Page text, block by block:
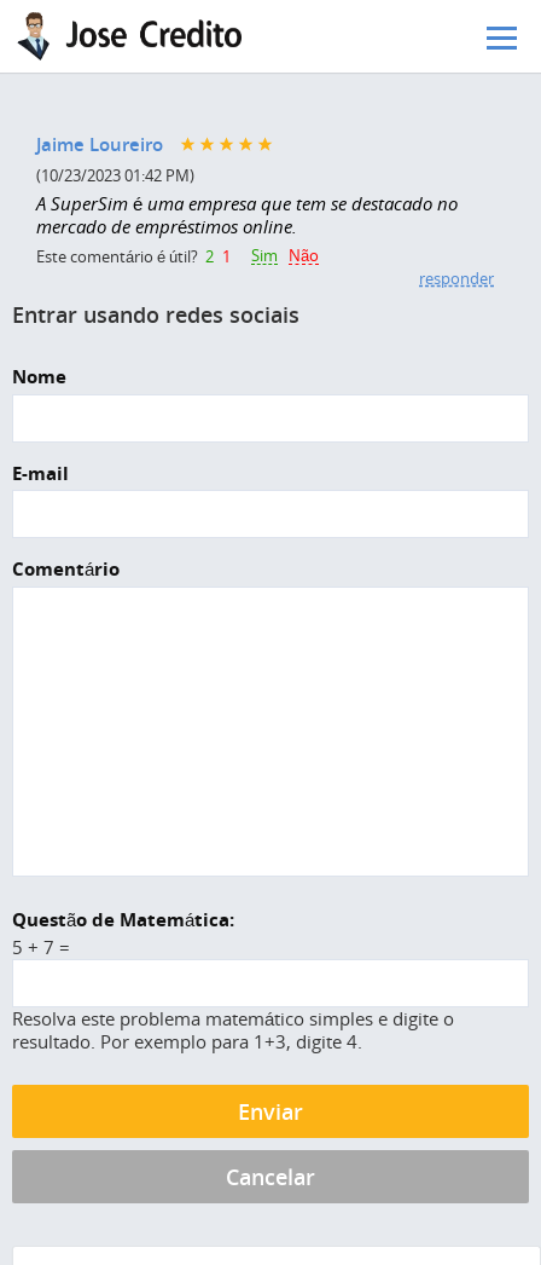
Pular para o conteúdo principal
Jaime Loureiro
(10/23/2023 01:42 PM)
A SuperSim é uma empresa que tem se destacado no
mercado de empréstimos online.
Este comentário é útil? 2 1 Sim
Não
responder
Entrar usando redes sociais
Nome
E-mail
Comentário
Questão de Matemática:
5 + 7 =
Resolva este problema matemático simples e digite o
resultado. Por exemplo para 1+3, digite 4.